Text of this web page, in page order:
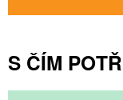
S ČÍM